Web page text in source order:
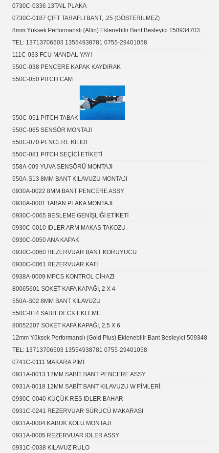
0730C-0336 13TAIL PLAKA
0730C-0187 ÇİFT TARAFLI BANT, .25 (GÖSTERİLMEZ)
8mm Yüksek Performanslı (Altın) Eklenebilir Bant Besleyici T50934703
TEL: 13713706503 13554938781 0755-29401058
111C-033 FCU MANDAL YAYI
550C-038 PENCERE KAPAK KAYDIRAK
550C-050 PITCH CAM
550C-051 PITCH TABAK
550C-065 SENSÖR MONTAJI
550C-070 PENCERE KİLİDİ
550C-081 PITCH SEÇİCİ ETİKETİ
558A-009 YUVA SENSÖRÜ MONTAJI
550A-S13 8MM BANT KILAVUZU MONTAJI
0930A-0022 8MM BANT PENCERE ASSY
0930A-0001 TABAN PLAKA MONTAJI
0930C-0065 BESLEME GENİŞLİĞİ ETİKETİ
0930C-0010 IDLER ARM MAKAS TAKOZU
0930C-0050 ANA KAPAK
0930C-0060 REZERVUAR BANT KORUYUCU
0930C-0061 REZERVUAR KATI
0938A-0009 MPCS KONTROL CİHAZI
80065601 SOKET KAFA KAPAĞI, 2 X 4
550A-S02 8MM BANT KILAVUZU
550C-014 SABİT DECK EKLEME
80052207 SOKET KAFA KAPAĞI, 2,5 X 6
12mm Yüksek Performanslı (Gold Plus) Eklenebilir Bant Besleyici
TEL: 13713706503 13554938781 0755-29401058
0741C-0111 MAKARA PİMİ
0931A-0013 12MM SABİT BANT PENCERE ASSY
0931A-0018 12MM SABİT BANT KILAVUZU W PİMLERİ
0930C-0040 KÜÇÜK RES IDLER BAHAR
0931C-0241 REZERVUAR SÜRÜCÜ MAKARASI
0931A-0004 KABUK KOLU MONTAJI
0931A-0005 REZERVUAR IDLER ASSY
0931C-0038 KILAVUZ RULO